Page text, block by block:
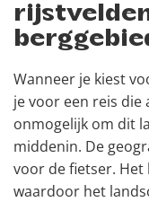
Wanneer je kiest
je voor een reis die
onmogelijk om dit
middenin. De
voor de fietser. Het
waardoor het